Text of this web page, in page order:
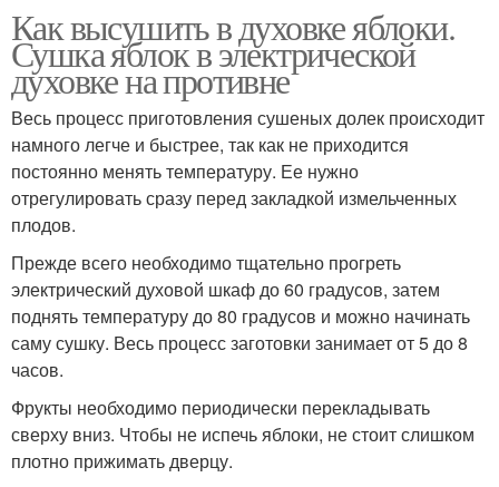
Как высушить в духовке яблоки.
Сушка яблок в электрической
духовке на противне
Весь процесс приготовления сушеных долек происходит
намного легче и быстрее, так как не приходится
постоянно менять температуру. Ее нужно
отрегулировать сразу перед закладкой измельченных
плодов.
Прежде всего необходимо тщательно прогреть
электрический духовой шкаф до 60 градусов, затем
поднять температуру до 80 градусов и можно начинать
саму сушку. Весь процесс заготовки занимает от 5 до 8
часов.
Фрукты необходимо периодически перекладывать
сверху вниз. Чтобы не испечь яблоки, не стоит слишком
плотно прижимать дверцу.